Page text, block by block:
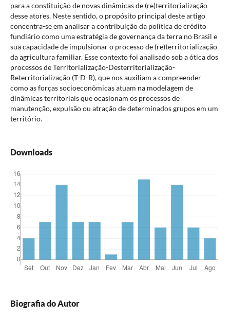
para a constituição de novas dinâmicas de (re)territorialização
desse atores. Neste sentido, o propósito principal deste artigo
concentra-se em analisar a contribuição da política de crédito
fundiário como uma estratégia de governança da terra no Brasil e
sua capacidade de impulsionar o processo de (re)territorialização
da agricultura familiar. Esse contexto foi analisado sob a ótica dos
processos de Territorialização-Desterritorialização-
Reterritorialização (T-D-R), que nos auxiliam a compreender
como as forças socioeconômicas atuam na modelagem de
dinâmicas territoriais que ocasionam os processos de
manutenção, expulsão ou atração de determinados grupos em um
território.
Downloads
Biografia do Autor